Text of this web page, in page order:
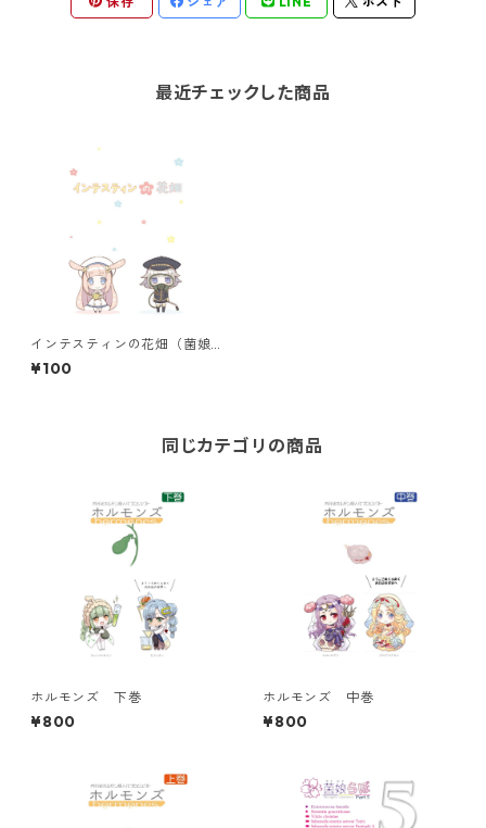
最近チェックした商品
インテスティンの花畑（菌娘
漫画）
¥100
同じカテゴリの商品
ホルモンズ 下巻
¥800
ホルモンズ 中巻
¥800